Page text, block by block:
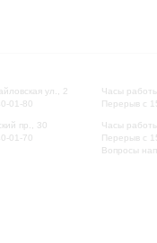
ул., 2
01-80
пр., 30
01-70
Часы
Перерыв с
Часы
Перерыв с
Вопросы